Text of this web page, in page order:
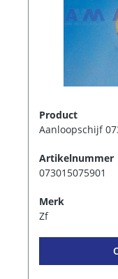
Product
Aanloopschijf
Artikelnummer
073015075901
Merk
Zf